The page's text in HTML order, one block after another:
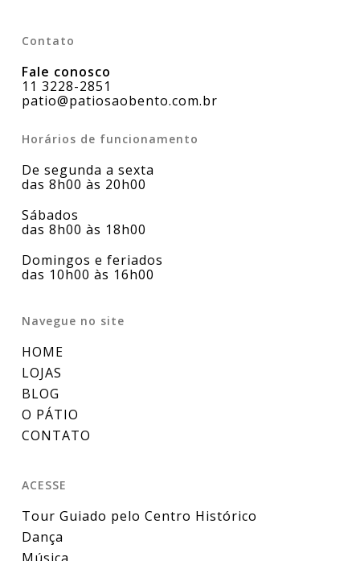
Contato
Fale conosco
11 3228-2851
patio@patiosaobento.com.br
Horários de funcionamento
De segunda a sexta
das 8h00 às 20h00
Sábados
das 8h00 às 18h00
Domingos e feriados
das 10h00 às 16h00
Navegue no site
HOME
LOJAS
BLOG
O PÁTIO
CONTATO
ACESSE
Tour Guiado pelo Centro Histórico
Dança